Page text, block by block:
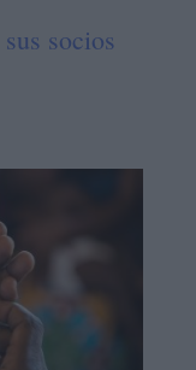
socios